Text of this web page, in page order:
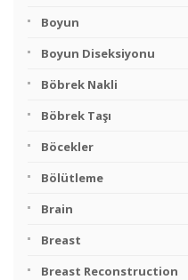
Boyun
Boyun Diseksiyonu
Böbrek Nakli
Böbrek Taşı
Böcekler
Bölütleme
Brain
Breast
Breast Reconstruction